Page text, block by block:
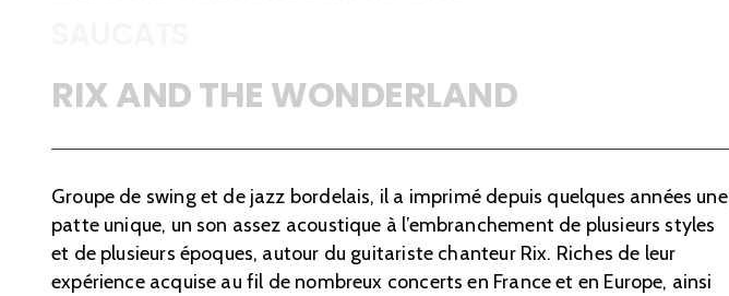
RIX AND THE WONDERLAND
Groupe de swing et de jazz bordelais, il a imprimé depuis quelques années une
patte unique, un son assez acoustique à l’embranchement de plusieurs styles
et de plusieurs époques, autour du guitariste chanteur Rix. Riches de leur
expérience acquise au fil de nombreux concerts en France et en Europe, ainsi